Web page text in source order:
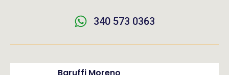
340 573 0363